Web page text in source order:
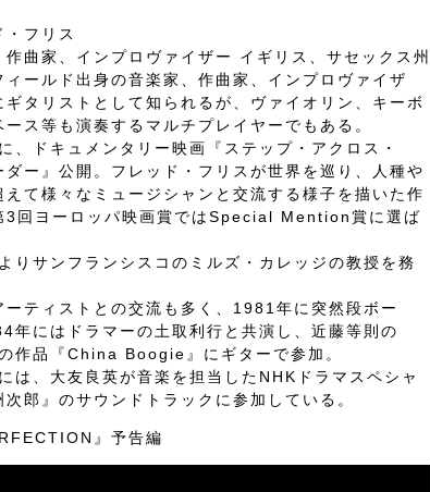
・フリス
作曲家、インプロヴァイザー イギリス、サセックス州
ィールド出身の音楽家、作曲家、インプロヴァイザ
ギタリストとして知られるが、ヴァイオリン、キーボ
ース等も演奏するマルチプレイヤーでもある。
、ドキュメンタリー映画『ステップ・アクロス・
ダー』公開。フレッド・フリスが世界を巡り、人種や
えて様々なミュージシャンと交流する様子を描いた作
3回ヨーロッパ映画賞ではSpecial Mention賞に選ば
りサンフランシスコのミルズ・カレッジの教授を務
ーティストとの交流も多く、1981年に突然段ボー
年にはドラマーの土取利行と共演し、近藤等則の
作品『China Boogie』にギターで参加。
は、大友良英が音楽を担当したNHKドラマスペシャ
次郎』のサウンドトラックに参加している。
』予告編